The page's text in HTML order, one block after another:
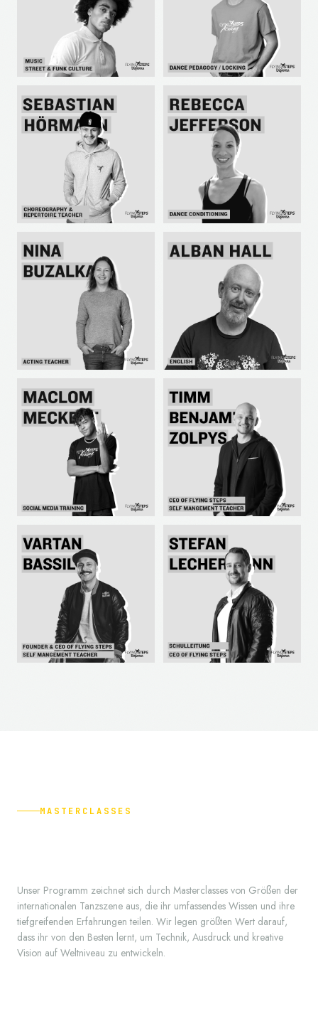
MUSIC / STREET &
FUNK CULTURE
LOCKING / DANCE
PÄDAGOGE
CHOREOGRAFIE /
REPERTOIRE
DANCE CONDITIONING
ACTING ENGLISH
SOCIAL MEDIA
TRAINING
SELF-MANAGEMENT
MASTERCLASSES
Unser Programm zeichnet sich durch Masterclasses von Größen der
internationalen Tanzszene aus, die ihr umfassendes Wissen und ihre
tiefgreifenden Erfahrungen teilen. Wir legen größten Wert darauf,
dass ihr von den Besten lernt, um Technik, Ausdruck und kreative
Vision auf Weltniveau zu entwickeln.